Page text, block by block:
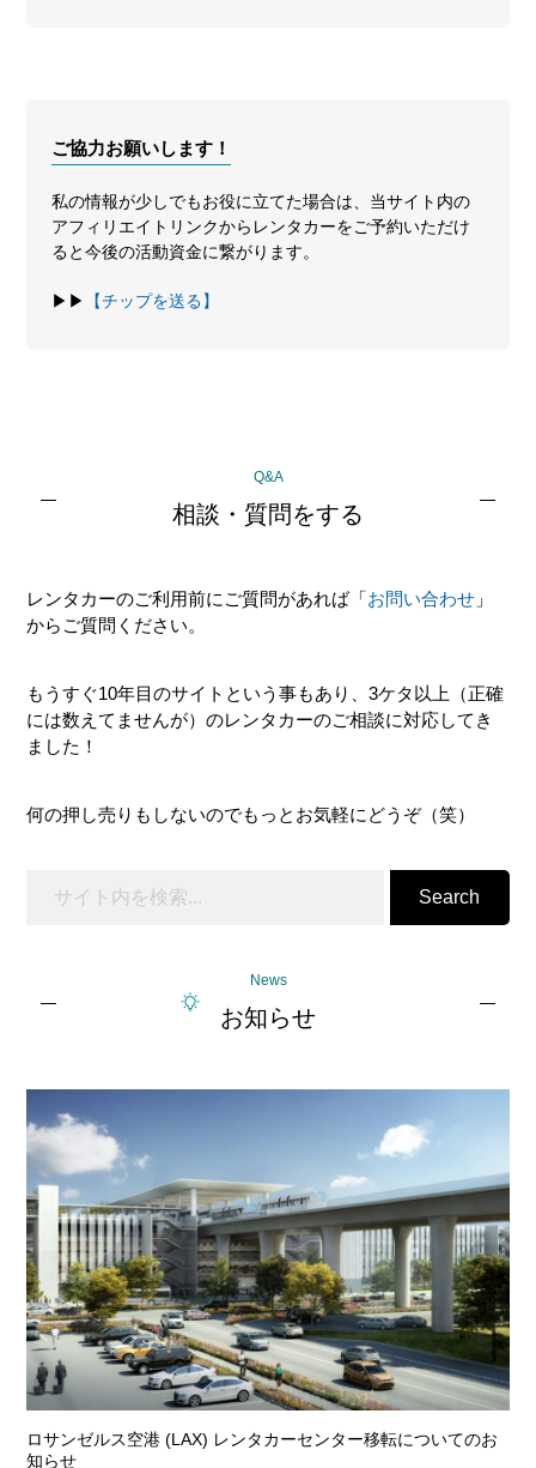
ご協力お願いします！
私の情報が少しでもお役に立てた場合は、当サイト内の
アフィリエイトリンクからレンタカーをご予約いただけ
ると今後の活動資金に繋がります。
▶▶ 【チップを送る】
イ
ド
ー
Q&A
相談・質問をする
レンタカーのご利用前にご質問があれば「お問い合わせ 」
からご質問ください。
もうすぐ10年目のサイトという事もあり、3ケタ以上（正確
には数えてませんが）のレンタカーのご相談に対応してき
ました！
何の押し売りもしないのでもっとお気軽にどうぞ（笑）
Search
News
お知らせ
ロサンゼルス空港 (LAX) レンタカーセンター移転についてのお
知らせ